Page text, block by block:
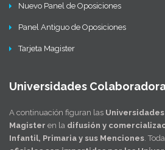
Nuevo Panel de Oposiciones
Panel Antiguo de Oposiciones
Tarjeta Magister
Universidades
A continuación figuran las
Magister en la difusión y
Infantil, Primaria y sus Menciones .